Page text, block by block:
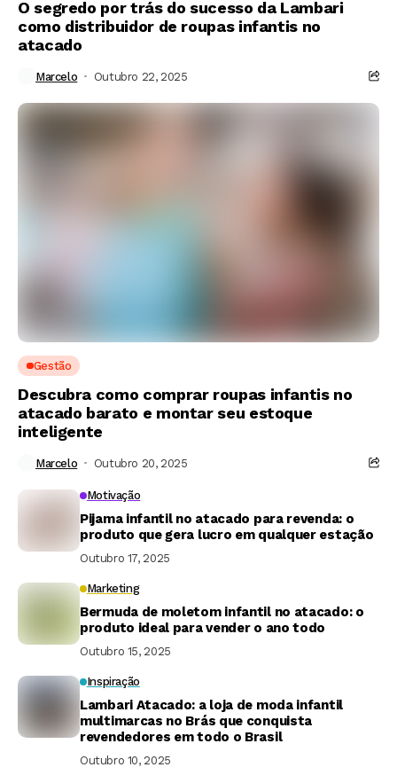
O segredo por trás do sucesso da Lambari
como distribuidor de roupas infantis no
atacado
Marcelo Outubro 22, 2025
Gestão
Descubra como comprar roupas infantis no
atacado barato e montar seu estoque
inteligente
Marcelo Outubro 20, 2025
Motivação
Pijama infantil no atacado para revenda: o
produto que gera lucro em qualquer estação
Outubro 17, 2025
Marketing
Bermuda de moletom infantil no atacado: o
produto ideal para vender o ano todo
Outubro 15, 2025
Inspiração
Lambari Atacado: a loja de moda infantil
multimarcas no Brás que conquista
revendedores em todo o Brasil
Outubro 10, 2025